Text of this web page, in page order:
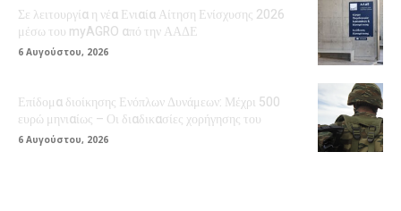
Σε λειτουργία η νέα Ενιαία Αίτηση Ενίσχυσης 2026
μέσω του myAGRO από την ΑΑΔΕ
6 Αυγούστου, 2026
Επίδομα διοίκησης Ενόπλων Δυνάμεων: Μέχρι 500
ευρώ μηνιαίως – Οι διαδικασίες χορήγησης του
6 Αυγούστου, 2026